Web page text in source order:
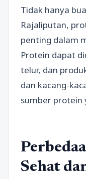
Tidak hanya
Rajaliputan,
penting dalam
Protein dapat
telur, dan
dan kacang-
sumber protein
Sehat